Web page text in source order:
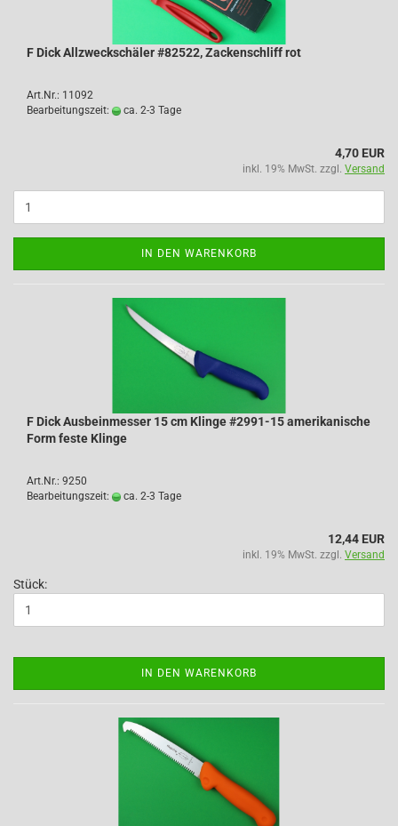
F Dick Allzweckschäler #82522, Zackenschliff rot
Art.Nr.: 11092
Bearbeitungszeit:
ca. 2-3 Tage
4,70 EUR
inkl. 19% MwSt. zzgl. Versand
IN DEN WARENKORB
F Dick Ausbeinmesser 15 cm Klinge #2991-15 amerikanische
Form feste Klinge
Art.Nr.: 9250
Bearbeitungszeit:
ca. 2-3 Tage
12,44 EUR
inkl. 19% MwSt. zzgl. Versand
Stück:
IN DEN WARENKORB